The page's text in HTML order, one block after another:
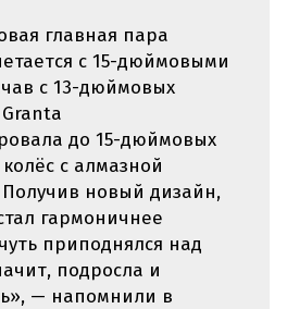
главная пара
с 15-дюймовыми
с 13-дюймовых
до 15-дюймовых
с алмазной
новый дизайн,
гармоничнее
приподнялся над
подросла и
— напомнили в